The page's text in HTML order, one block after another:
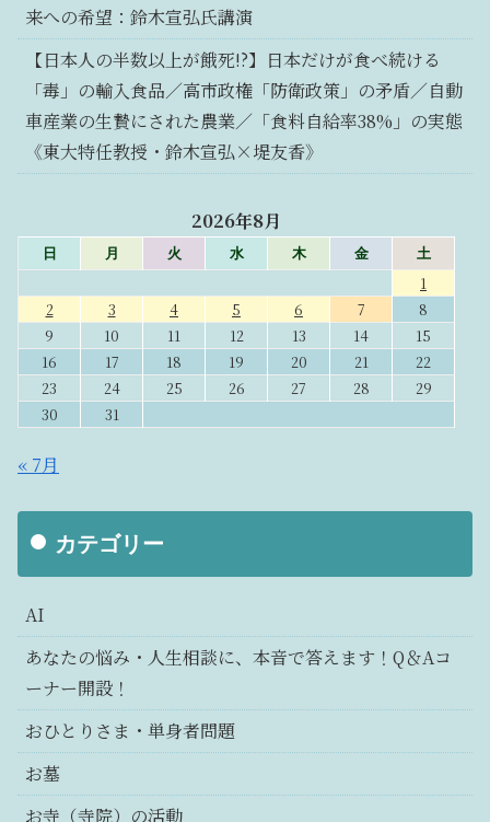
来への希望：鈴木宣弘氏講演
【日本人の半数以上が餓死!?】日本だけが食べ続ける
「毒」の輸入食品／高市政権「防衛政策」の矛盾／自動
車産業の生贄にされた農業／「食料自給率38%」の実態
《東大特任教授・鈴木宣弘×堤友香》
2026年8月
日 月 火 水 木 金 土
1
2
3 4 5 6 7
8
9
10 11 12 13 14
15
16
17 18 19 20 21
22
23
24 25 26 27 28
29
30
31
« 7月
カテゴリー
AI
あなたの悩み・人生相談に、本音で答えます！Q＆Aコ
ーナー開設！
おひとりさま・単身者問題
お墓
お寺（寺院）の活動